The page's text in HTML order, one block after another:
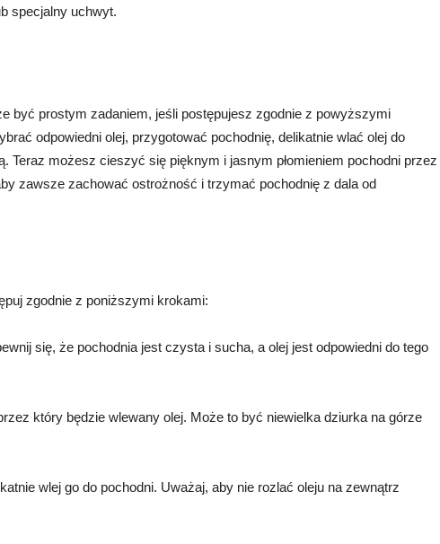
specjalny uchwyt.
być prostym zadaniem, jeśli postępujesz zgodnie z powyższymi
odpowiedni olej, przygotować pochodnię, delikatnie wlać olej do
Teraz możesz cieszyć się pięknym i jasnym płomieniem pochodni przez
zawsze zachować ostrożność i trzymać pochodnię z dala od
zgodnie z poniższymi krokami:
się, że pochodnia jest czysta i sucha, a olej jest odpowiedni do tego
który będzie wlewany olej. Może to być niewielka dziurka na górze
wlej go do pochodni. Uważaj, aby nie rozlać oleju na zewnątrz